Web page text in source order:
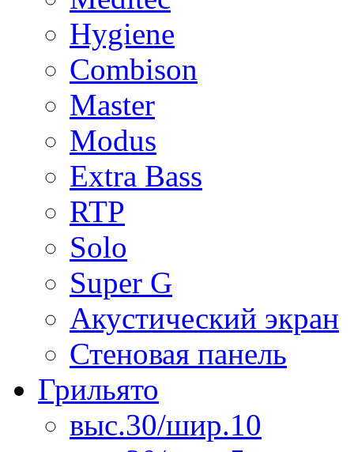
Hygiene
Combison
Master
Modus
Extra Bass
RTP
Solo
Super G
Акустический экран
Стеновая панель
Грильято
выс.30/шир.10